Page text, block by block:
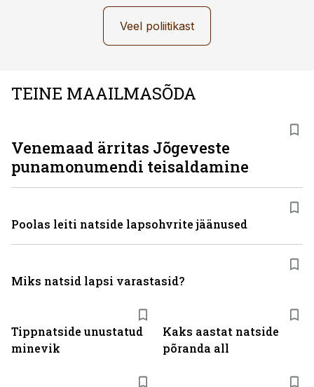
Veel poliitikast
TEINE MAAILMASÕDA
Tippnatside unustatud
minevik
Kaks aastat natside
põranda all
Venemaad ärritas Jõgeveste
punamonumendi teisaldamine
Poolas leiti natside lapsohvrite jäänused
Miks natsid lapsi varastasid?